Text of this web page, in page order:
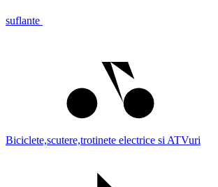
suflante
Biciclete,scutere,trotinete electrice si ATVuri